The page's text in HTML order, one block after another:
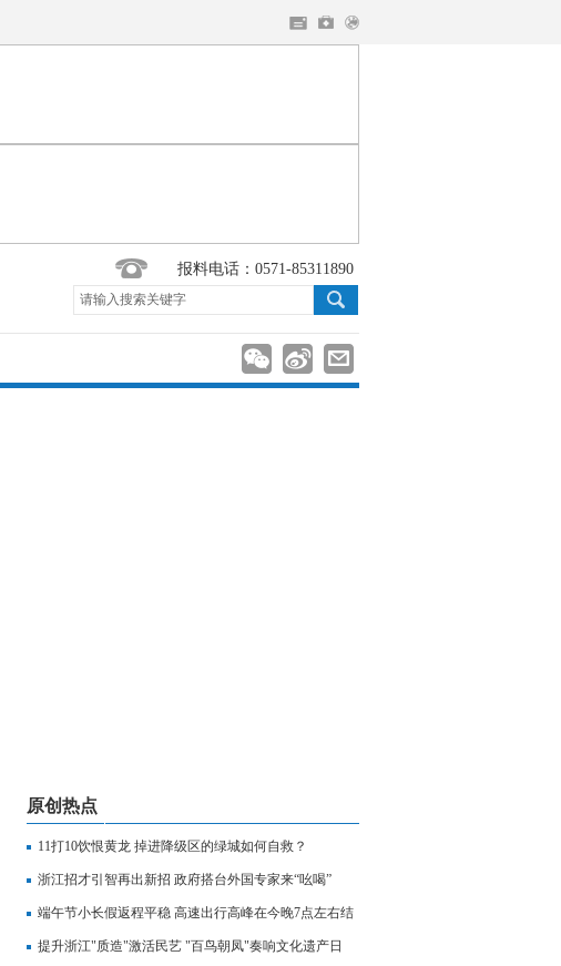
报料电话：0571-85311890
请输入搜索关键字
原创热点
11打10饮恨黄龙 掉进降级区的绿城如何自救？
浙江招才引智再出新招 政府搭台外国专家来“吆喝”
端午节小长假返程平稳 高速出行高峰在今晚7点左右结
束
提升浙江"质造"激活民艺 "百鸟朝凤"奏响文化遗产日